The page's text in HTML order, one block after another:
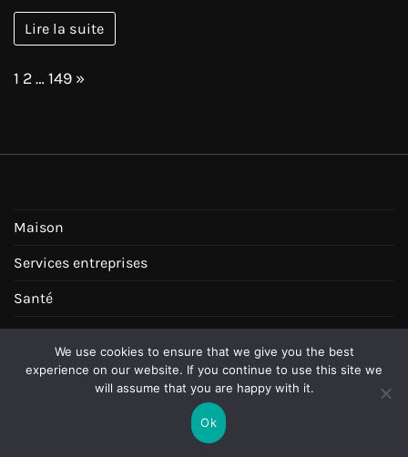
Lire la suite
Page:
1 2…149 Next
»
Maison
Services entreprises
Santé
Voyage
Bon à savoir
We use cookies to ensure that we give you the best
experience on our website. If you continue to use this site we
will assume that you are happy with it.
Ok